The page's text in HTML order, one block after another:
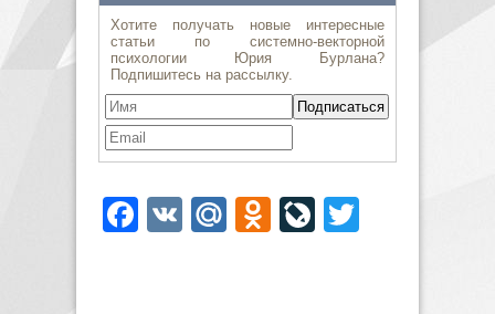
Facebook
VK Mail.Ru Odnoklassniki
LiveJournal